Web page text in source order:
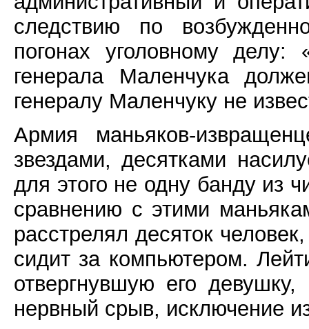
следствию по
погонах уголовному
генерала Маленчука
генералу Маленчуку не
Армия маньяков-
звездами, десятками
для этого не одну банду из
сравнению с этими
расстрелял десяток
сидит за компьютером.
отвергнувшую его
нервный срыв, исключение